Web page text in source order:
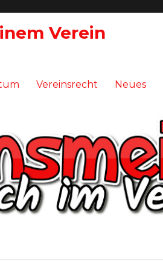
Verein
Vereinsrecht Neues